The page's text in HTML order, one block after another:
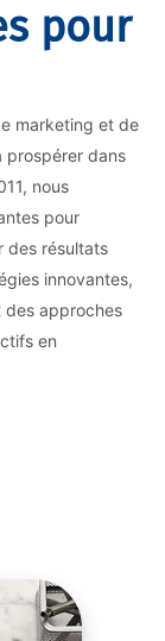
pour
marketing et de
prospérer dans
nous
pour
des résultats
innovantes,
des approches
en